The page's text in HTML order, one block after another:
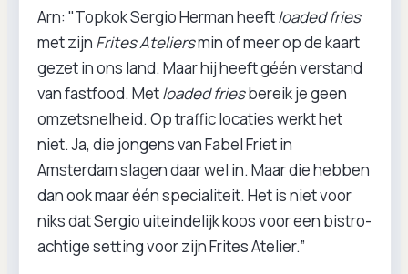
Arn: "Topkok Sergio Herman heeftloaded fries
met zijn Frites Ateliersmin of meer op de kaart
gezet in ons land. Maar hij heeft géén verstand
van fastfood. Metloaded friesbereik je geen
omzetsnelheid. Op traffic locaties werkt het
niet. Ja, die jongens van Fabel Friet in
Amsterdam slagen daar wel in. Maar die hebben
dan ook maar één specialiteit. Het is niet voor
niks dat Sergio uiteindelijk koos voor een bistro-
achtige setting voor zijn Frites Atelier.”